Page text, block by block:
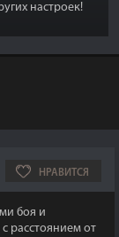
настроек!
НРАВИТСЯ
боя и
расстоянием от